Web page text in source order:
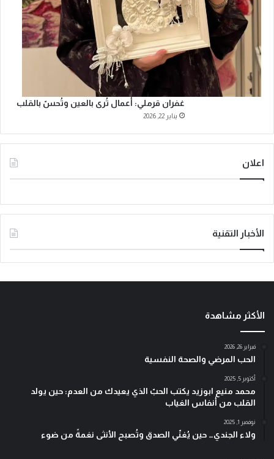
غفران قرملي: أعمال تُرى بالعين وتُحسّ بالقلب
يناير 22, 2026
اعلان
الأخبار التقنية
الأكثر مشاهدة
فبراير 26, 2026
الحب المرضي والصحة النفسية
أكتوبر 5, 2025
محمد منيع ابوزيد يكتب الحبّ الذي يعيدك من العدم: حين يولد
القلب من أنفاس الغياب
نوفمبر 1, 2025
ولاء الجندي… حين يُغنّي الصدق وتُصبح الأنثى نغمةً من ضوء